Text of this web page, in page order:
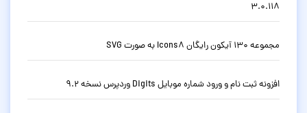
3.0.118
مجموعه 130 آیکون رایگان Icons8 به صورت SVG
افزونه ثبت نام و ورود شماره موبایل Digits وردپرس نسخه 9.2